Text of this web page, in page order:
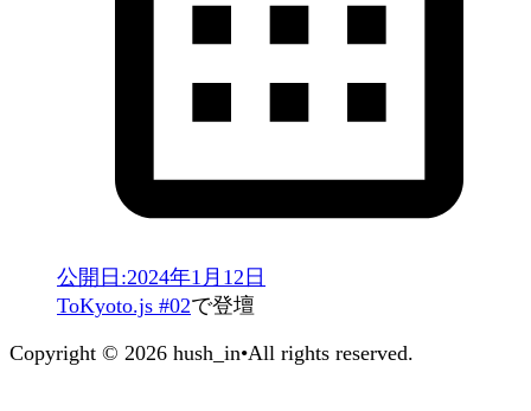
公開日:2024年1月12日
ToKyoto.js #02で登壇
Copyright © 2026 hush_in•All rights reserved.